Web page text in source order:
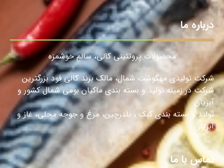
درباره ما
محصولات پروتئینی کالی، سالمِ خوشمزه
شرکت تولیدی مهگوشت شمال، مالک برند کالی فود بزرگترین
شرکت در زمینه تولید و بسته بندی ماکیان بومی شمال کشور و
آبزیان
تولید و بسته بندی کبک ، بلدرچین، مرغ و جوجه محلی، غاز و
آبزیان.
تماس با ما